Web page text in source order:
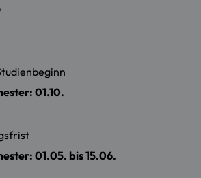
01.10.
01.05. bis 15.06.